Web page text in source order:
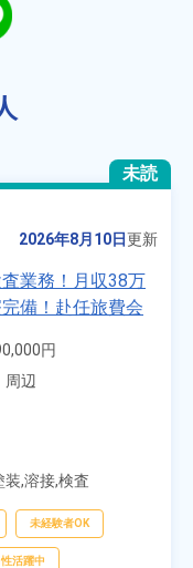
未読
2026年8月10日更新
業務！月収38万
備！赴任旅費会
績賞与あり！
！カップルでの
円
辺
,溶接,検査
未経験者OK
性活躍中